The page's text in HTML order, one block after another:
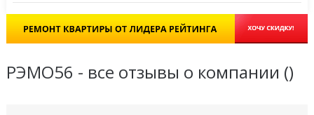
РЭМО56 - все отзывы о компании ()